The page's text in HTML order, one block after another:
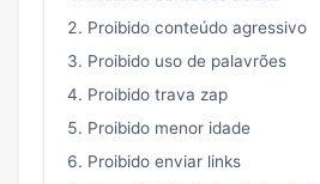
Proibido conteúdo agressivo
Proibido uso de palavrões
Proibido trava zap
Proibido menor idade
Proibido enviar links